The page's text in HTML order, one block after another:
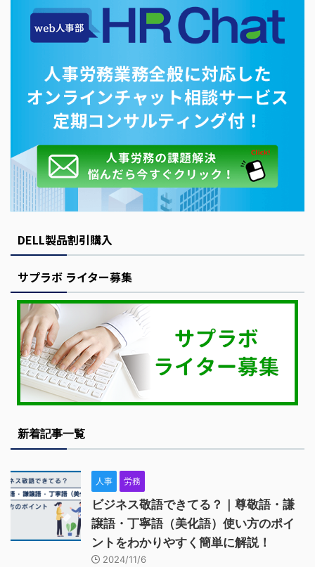
DELL製品割引購入
サプラボ ライター募集
新着記事一覧
人事 労務
ビジネス敬語できてる？｜尊敬語・謙
譲語・丁寧語（美化語）使い方のポイ
ントをわかりやすく簡単に解説！
2024/11/6